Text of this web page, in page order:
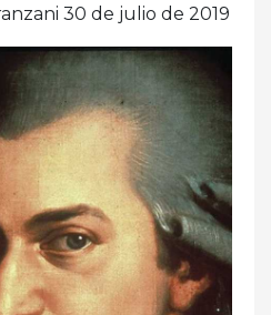
30 de julio de 2019